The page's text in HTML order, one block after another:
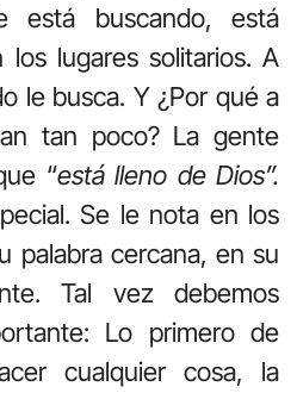
buscando, está
lugares solitarios. A
le busca. Y ¿Por qué a
tan poco? La gente
“está lleno de Dios”.
Se le nota en los
palabra cercana, en su
Tal vez debemos
Lo primero de
cualquier cosa, la